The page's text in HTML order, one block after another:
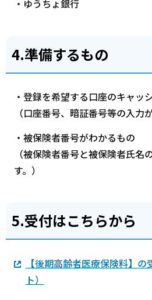
・ゆうちょ銀行
4.準備するもの
・登録を希望する口座のキャッ
（口座番号、暗証番号等の入力
・被保険者番号がわかるもの
（被保険者番号と被保険者氏名
す。）
5.受付はこちらから
【後期高齢者医療保険料】
ト）